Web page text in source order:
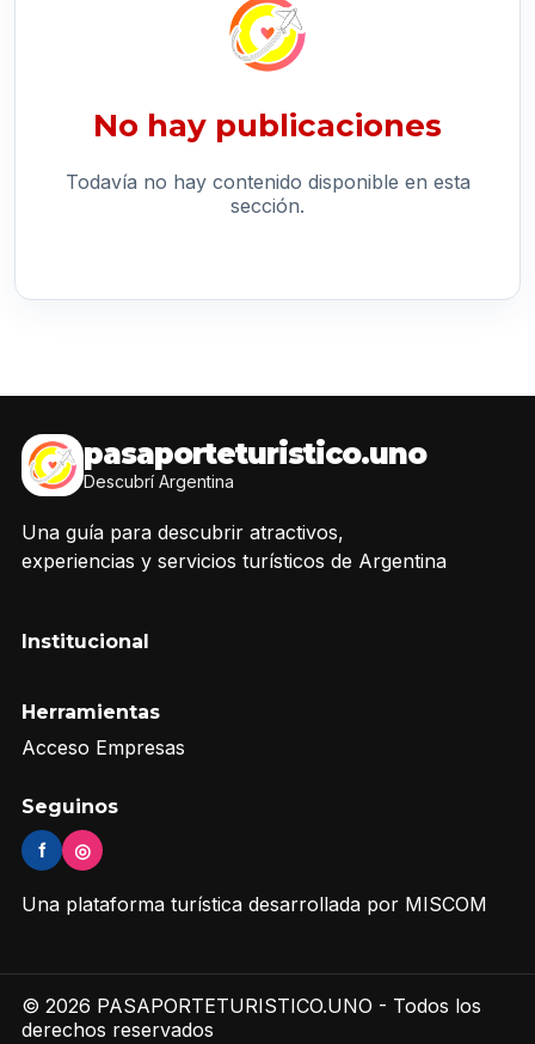
No hay publicaciones
Todavía no hay contenido disponible en esta
sección.
pasaporteturistico.uno
Descubrí Argentina
Una guía para descubrir atractivos,
experiencias y servicios turísticos de Argentina
Institucional
Herramientas
Acceso Empresas
Seguinos
f ◎
Una plataforma turística desarrollada por MISCOM
© 2026 PASAPORTETURISTICO.UNO - Todos los
derechos reservados